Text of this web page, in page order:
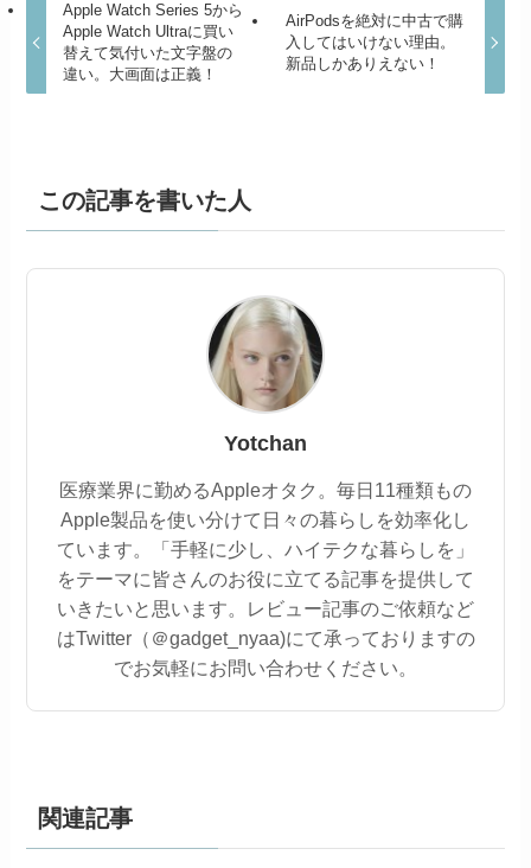
Apple Watch Series 5から
Apple Watch Ultraに買い
替えて気付いた文字盤の
違い。大画面は正義！
AirPodsを絶対に中古で購
入してはいけない理由。
新品しかありえない！
この記事を書いた人
Yotchan
医療業界に勤めるAppleオタク。毎日11種類もの
Apple製品を使い分けて日々の暮らしを効率化し
ています。「手軽に少し、ハイテクな暮らしを」
をテーマに皆さんのお役に立てる記事を提供して
いきたいと思います。レビュー記事のご依頼など
はTwitter（＠gadget_nyaa)にて承っておりますの
でお気軽にお問い合わせください。
関連記事